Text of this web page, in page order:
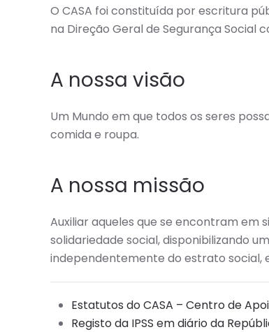
O CASA foi constituída por escritura
na Direção Geral de Segurança Social
A nossa visão
Um Mundo em que todos os seres
comida e roupa.
A nossa missão
Auxiliar aqueles que se encontram em
solidariedade social, disponibilizando
independentemente do estrato social,
Estatutos do CASA – Centro de
Registo da IPSS em diário da